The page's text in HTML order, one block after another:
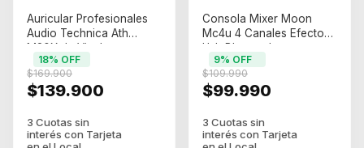
Auricular Profesionales
Audio Technica Ath
M20X de Vincha
$139.900
$169.900
18% OFF
Consola Mixer Moon
Mc4u 4 Canales Efectos
Usb Bluetooth
$99.990
$109.990
9% OFF